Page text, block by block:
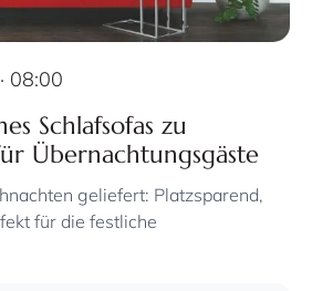
· 08:00
Schlafsofas zu
Übernachtungsgäste
geliefert: Platzsparend,
für die festliche